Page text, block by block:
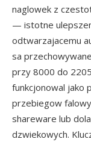
naglowek z
— istotne
odtwarzajacemu
sa
przy 8000 do
funkcjonowal
przebiegow
shareware lub
dzwiekowych.